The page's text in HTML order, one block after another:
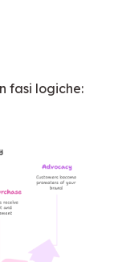
fasi logiche: